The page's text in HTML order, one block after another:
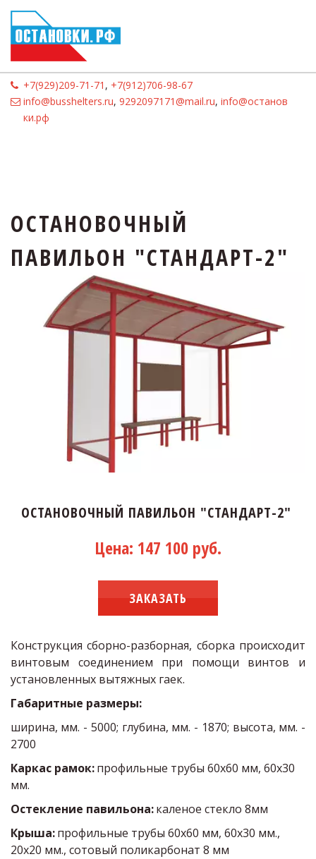
+7(929)209-71-71 , +7(912)706-98-67
info@busshelters.ru, 9292097171@mail.ru, info@останов
ки.рф
ОСТАНОВОЧНЫЙ
ПАВИЛЬОН "СТАНДАРТ-2"
ОСТАНОВОЧНЫЙ ПАВИЛЬОН "СТАНДАРТ-2"
Цена: 147 100 руб.
ЗАКАЗАТЬ
Конструкция сборно-разборная, сборка происходит
винтовым соединением при помощи винтов и
установленных вытяжных гаек.
Габаритные размеры:
ширина, мм. - 5000; глубина, мм. - 1870; высота, мм. -
2700
Каркас рамок: профильные трубы 60х60 мм, 60х30
мм.
Остекление павильона: каленое стекло 8мм
Крыша: профильные трубы 60х60 мм, 60х30 мм.,
20х20 мм., сотовый поликарбонат 8 мм